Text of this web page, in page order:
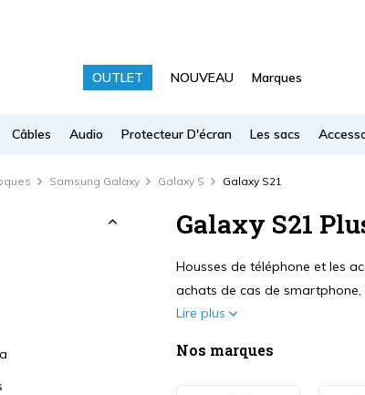
OUTLET NOUVEAU Marques
Câbles Audio Protecteur D'écran Les sacs
Samsung Galaxy Galaxy S Galaxy S21
Galaxy S21
Housses de téléphone et les
achats de cas de
Lire plus
Nos marques